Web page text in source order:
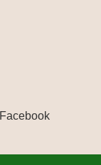
Facebook